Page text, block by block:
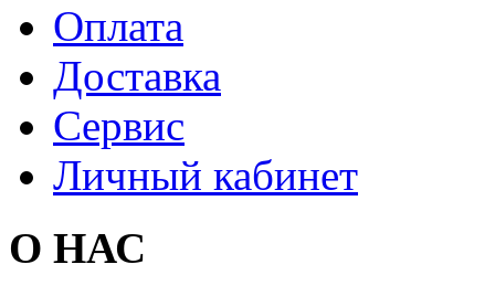
Оплата
Доставка
Сервис
Личный кабинет
О НАС